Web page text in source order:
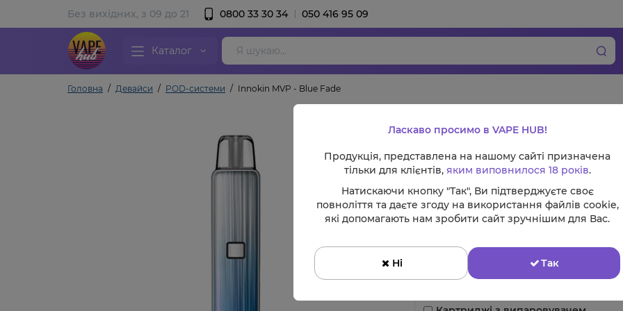
Без вихідних, з 09 до 21 0800 33 30 34 050 416 95 09
Каталог
Головна Девайси POD-системи Innokin MVP - Blue Fade
Innokin MVP -
Оберіть колір:
Змінні комплектуючі
Ласкаво просимо в VAPE HUB!
Продукція, представлена на нашому сайті призначена
тільки для клієнтів, яким виповнилося 18 років.
Натискаючи кнопку "Так", Ви підтверджуєте своє
повноліття та даєте згоду на використання файлів cookie,
які допомагають нам зробити сайт зручнішим для Вас.
Ні Так